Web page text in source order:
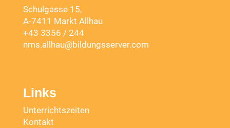
Schulgasse 15,
A-7411 Markt Allhau
+43 3356 / 244
nms.allhau@bildungsserver.com
Links
Unterrichtszeiten
Kontakt